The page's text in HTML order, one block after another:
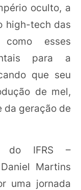
oculto, a
high-tech das
como esses
para a
que seu
de mel,
da geração de
do IFRS –
Martins
uma jornada